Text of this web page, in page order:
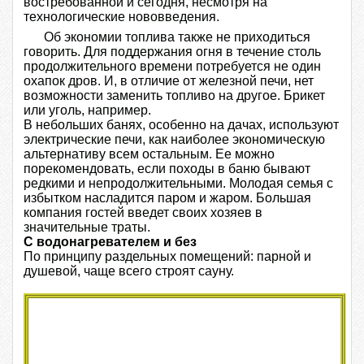
технологические нововведения.
Об экономии топлива также не приходиться
говорить. Для поддержания огня в течение столь
продолжительного времени потребуется не один
охапок дров. И, в отличие от железной печи, нет
возможности заменить топливо на другое. Брикет
или уголь, например.
В небольших банях, особенно на дачах, используют
электрические печи, как наиболее экономическую
альтернативу всем остальным. Ее можно
порекомендовать, если походы в баню бывают
редкими и непродолжительными. Молодая семья с
избытком насладится паром и жаром. Большая
компания гостей введет своих хозяев в
значительные траты.
С водонагревателем и без
По принципу раздельных помещений: парной и
душевой, чаще всего строят сауну.